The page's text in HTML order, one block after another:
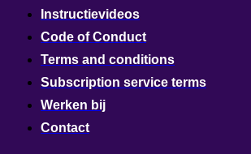
Instructievideos
Code of Conduct
Terms and conditions
Subscription service terms
Werken bij
Contact